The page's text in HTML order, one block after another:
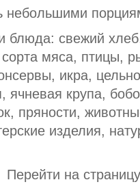
небольшими
блюда: свежий
мяса, птицы,
икра,
крупа,
пряности,
изделия,
Перейти на